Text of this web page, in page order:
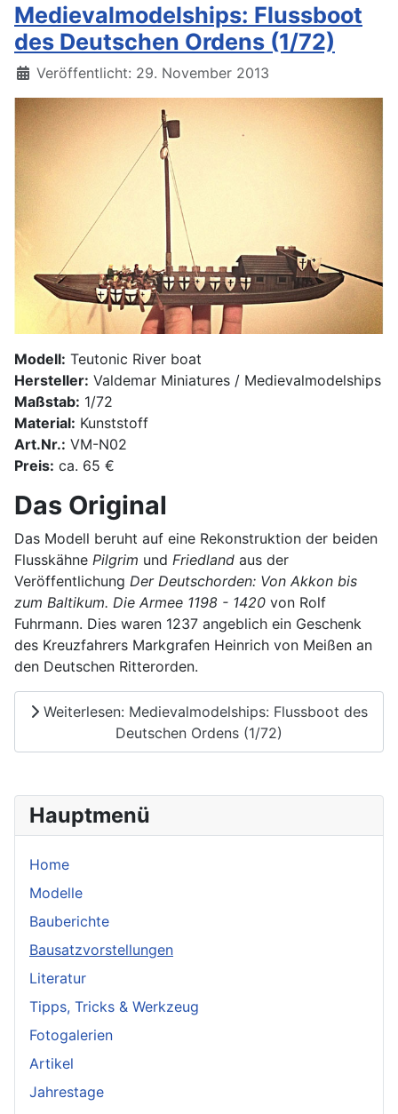
Hauptmenü
Home
Modelle
Bauberichte
Bausatzvorstellungen
Literatur
Tipps, Tricks & Werkzeug
Fotogalerien
Artikel
Jahrestage
Medievalmodelships: Flussboot
des Deutschen Ordens (1/72)
Details
Veröffentlicht: 29. November 2013
Modell: Teutonic River boat
Hersteller: Valdemar Miniatures / Medievalmodelships
Maßstab: 1/72
Material: Kunststoff
Art.Nr.: VM-N02
Preis: ca. 65 €
Das Original
Das Modell beruht auf eine Rekonstruktion der beiden
Flusskähne Pilgrim und Friedland aus der
Veröffentlichung Der Deutschorden: Von Akkon bis
zum Baltikum. Die Armee 1198 - 1420 von Rolf
Fuhrmann. Dies waren 1237 angeblich ein Geschenk
des Kreuzfahrers Markgrafen Heinrich von Meißen an
den Deutschen Ritterorden.
Weiterlesen: Medievalmodelships: Flussboot des
Deutschen Ordens (1/72)